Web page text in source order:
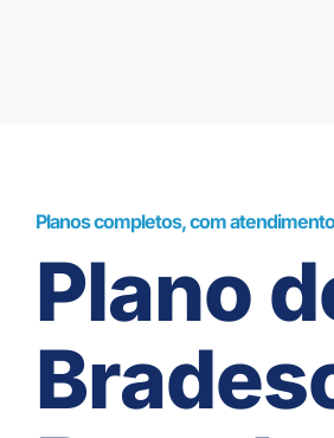
Planos completos, com
Plano